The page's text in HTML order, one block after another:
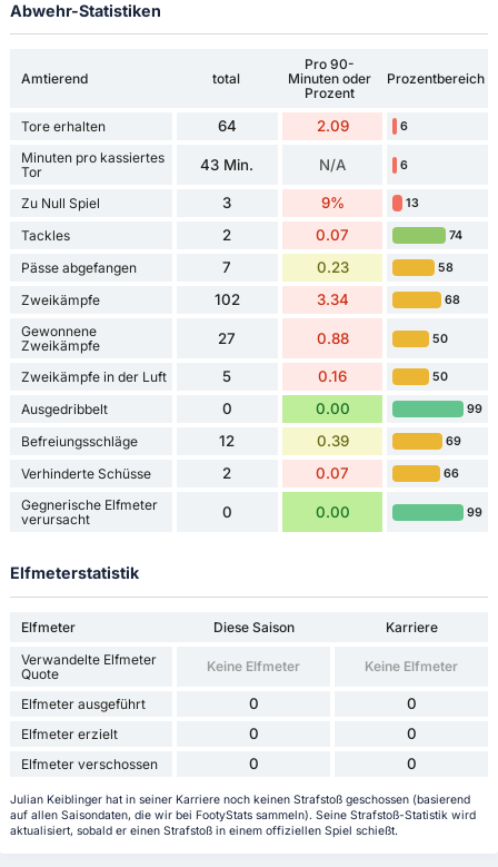
Abwehr-Statistiken
Amtierend total
Pro 90-
Minuten oder
Prozent
Prozentbereich
Tore erhalten 64 2.09 6
Minuten pro kassiertes
Tor
43 Min. N/A 6
Zu Null Spiel 3 9% 13
Tackles 2 0.07 74
Pässe abgefangen 7 0.23 58
Zweikämpfe 102 3.34 68
Gewonnene
Zweikämpfe
27 0.88 50
Zweikämpfe in der Luft 5 0.16 50
Ausgedribbelt 0 0.00 99
Befreiungsschläge 12 0.39 69
Verhinderte Schüsse 2 0.07 66
Gegnerische Elfmeter
verursacht
0 0.00 99
Elfmeterstatistik
Elfmeter Diese Saison
Karriere
Verwandelte Elfmeter
Quote
Keine Elfmeter Keine Elfmeter
Elfmeter ausgeführt 0 0
Elfmeter erzielt 0 0
Elfmeter verschossen 0 0
Julian Keiblinger hat in seiner Karriere noch keinen Strafstoß geschossen (basierend
auf allen Saisondaten, die wir bei FootyStats sammeln). Seine Strafstoß-Statistik wird
aktualisiert, sobald er einen Strafstoß in einem offiziellen Spiel schießt.